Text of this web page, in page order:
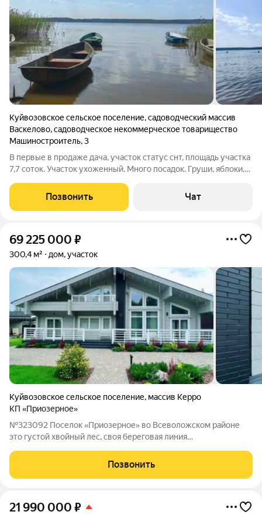
Куйвозовское сельское поселение,садоводческий массив
Васкелово,садоводческое некоммерческое товарищество
Машиностроитель,3
В первые в продаже дача, участок статус снт, площадь участка
7,7 соток. Участок ухоженный. Много посадок. Груши, яблоки,
лучше приехать влюбиться и приобрести. Адрес, где
находиться вся эта
Позвонить Чат
69 225 000 ₽
300,4 м² дом, участок
Куйвозовское сельское поселение, массив Керро
КП «Приозерное»
№323092 Поселок «Приозерное» во Всеволожском районе
это густой хвойный лес, своя береговая линия
Асфальтированные дороги, закрытая территория. Не
коммерческий проект! Дом из клееного бруса по проекту
Позвонить
21 990 000 ₽